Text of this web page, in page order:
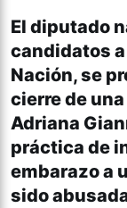
El diputado
candidatos
Nación, se
cierre de
Adriana
práctica de
embarazo a
sido